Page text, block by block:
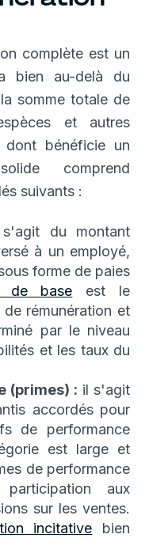
complète est un
bien au-delà du
somme totale de
et autres
dont bénéficie un
comprend
suivants :
du montant
à un employé,
forme de paies
de base est le
rémunération et
par le niveau
et les taux du
(primes) : il s'agit
accordés pour
de performance
est large et
de performance
aux
sur les ventes.
incitative bien